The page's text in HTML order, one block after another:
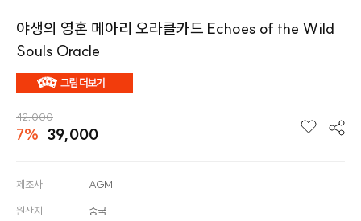
야생의 영혼 메아리 오라클카드 Echoes of the Wild
Souls Oracle
42,000
7% 39,000
제조사 AGM
원산지 중국